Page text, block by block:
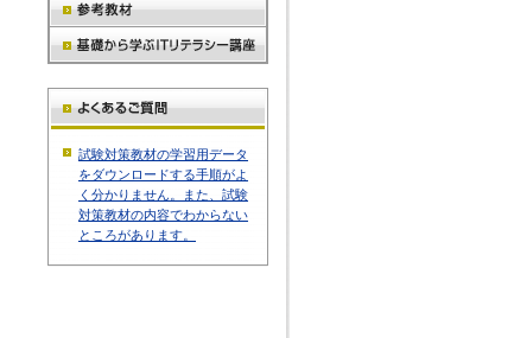
試験対策教材の学習用データ
をダウンロードする手順がよ
く分かりません。また、試験
対策教材の内容でわからない
ところがあります。